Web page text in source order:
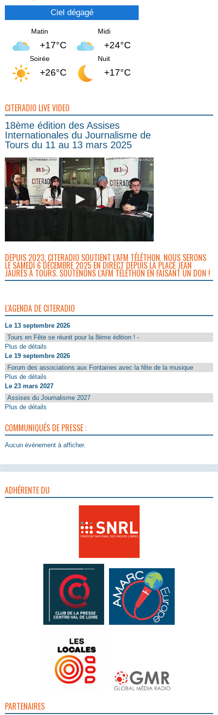
Ciel dégagé
Matin
+17°C
Midi
+24°C
Soirée
+26°C
Nuit
+17°C
CITERADIO LIVE VIDEO
18ème édition des Assises
Internationales du Journalisme de
Tours du 11 au 13 mars 2025
DEPUIS 2023, CITERADIO SOUTIENT L’AFM TÉLÉTHON. NOUS SERONS
LE SAMEDI 6 DÉCEMBRE 2025 EN DIRECT DEPUIS LA PLACE JEAN
JAURÈS À TOURS. SOUTENONS L’AFM TÉLÉTHON EN FAISANT UN DON !
L'AGENDA DE CITERADIO
Le 13 septembre 2026
Tours en Fête se réunit pour la 8ème édition ! -
Plus de détails
Le 19 septembre 2026
Forum des associations aux Fontaines avec la fête de la musique
Plus de détails
Le 23 mars 2027
Assises du Journalisme 2027
Plus de détails
COMMUNIQUÉS DE PRESSE :
Aucun évènement à afficher.
ADHÉRENTE DU
PARTENAIRES